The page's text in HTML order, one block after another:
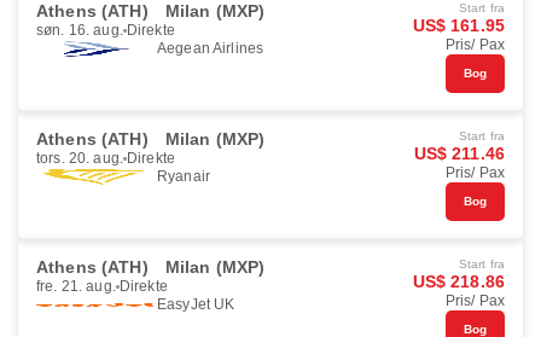
Athens (ATH) Milan (MXP)
søn. 16. aug. Direkte
Aegean Airlines
Start fra
US$ 161.95
Pris/ Pax
Bog
Athens (ATH) Milan (MXP)
tors. 20. aug. Direkte
Ryanair
Start fra
US$ 211.46
Pris/ Pax
Bog
Athens (ATH) Milan (MXP)
fre. 21. aug. Direkte
EasyJet UK
Start fra
US$ 218.86
Pris/ Pax
Bog